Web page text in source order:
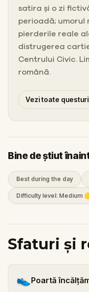
satira și o zi
perioadă; umorul
pierderile reale
distrugerea
Centrului Civic.
română.
Vezi toate
Bine de știut
Best during the day
Difficulty level: Medium
Sfaturi și
👟Poartă